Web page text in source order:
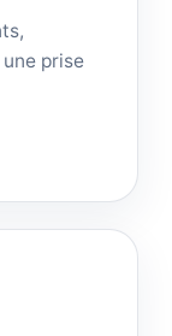
prise